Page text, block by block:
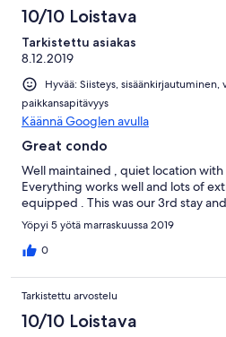
10/10 Loistava
Tarkistettu asiakas
8.12.2019
Hyvää: Siisteys,
paikkansapitävyys
Käännä Googlen avulla
Great condo
Well maintained , quiet location
Everything works well and lots of
equipped . This was our 3rd stay
Yöpyi 5 yötä marraskuussa 2019
0
Tarkistettu arvostelu
10/10 Loistava